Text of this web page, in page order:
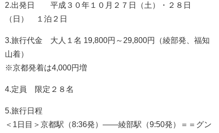
2.出発日 平成３０年１０月２７日（土）・２８日
（日） １泊２日
3.旅行代金 大人１名 19,800円～29,800円（綾部発、福知
山着）
※京都発着は4,000円増
4.定員 限定２８名
5.旅行日程
＜1日目＞京都駅（8:36発）――綾部駅（9:50発）＝＝グン